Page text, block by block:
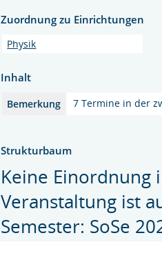
Zuordnung zu Einrichtungen
Physik
Inhalt
Bemerkung 7 Termine in der
Strukturbaum
Keine Einordnung
Veranstaltung ist
Semester: SoSe